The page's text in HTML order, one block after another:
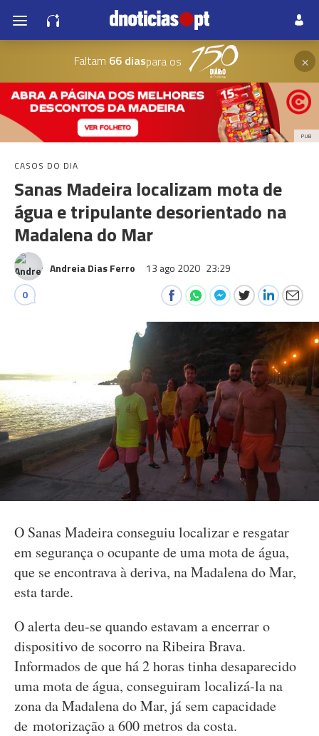
Faltam 66 diaspara os ×
PUB
CASOS DO DIA
Sanas Madeira localizam mota de
água e tripulante desorientado na
Madalena do Mar
Andreia Dias Ferro 13 ago 2020 23:29
0
O Sanas Madeira conseguiu localizar e resgatar
em segurança o ocupante de uma mota de água,
que se encontrava à deriva, na Madalena do Mar,
esta tarde.
O alerta deu-se quando estavam a encerrar o
dispositivo de socorro na Ribeira Brava.
Informados de que há 2 horas tinha desaparecido
uma mota de água, conseguiram localizá-la na
zona da Madalena do Mar, já sem capacidade
de motorização a 600 metros da costa.